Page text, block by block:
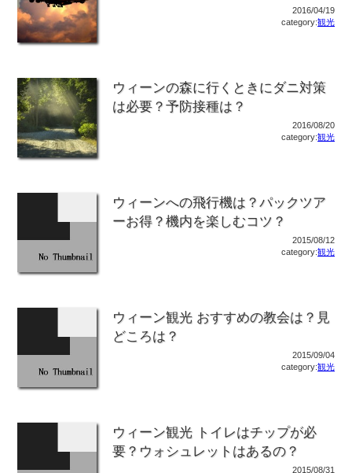
2016/04/19
category:観光
ウィーンの森に行くときにダニ対策
は必要？予防接種は？
2016/08/20
category:観光
ウィーンへの飛行機は？パックツア
ーお得？機内を楽しむコツ？
2015/08/12
category:観光
ウィーン観光 おすすめの教会は？見
どころは？
2015/09/04
category:観光
ウィーン観光 トイレはチップが必
要？ウォシュレットはあるの？
2015/08/31